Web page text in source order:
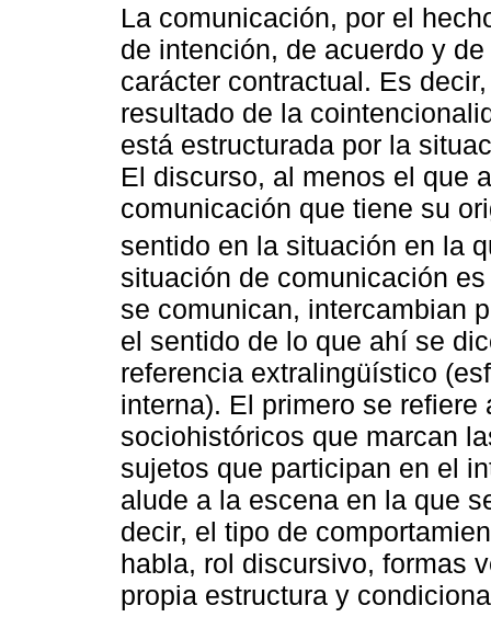
La comunicación, por el
de intención, de acuerdo y
carácter contractual. Es
resultado de la
está estructurada por la
El discurso, al menos el que
comunicación que tiene su
sentido en la situación en la
situación de comunicación
se comunican, intercambian
el sentido de lo que ahí se
referencia extralingüístico
interna). El primero se
sociohistóricos que marcan
sujetos que participan en el
alude a la escena en la que
decir, el tipo de
habla, rol discursivo, formas
propia estructura y